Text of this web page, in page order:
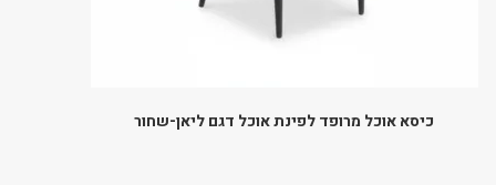
כיסא אוכל מרופד לפינת אוכל דגם ליאן-שחור